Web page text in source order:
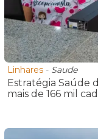
Linhares - Saude
Estratégia Saúde
mais de 166 mil